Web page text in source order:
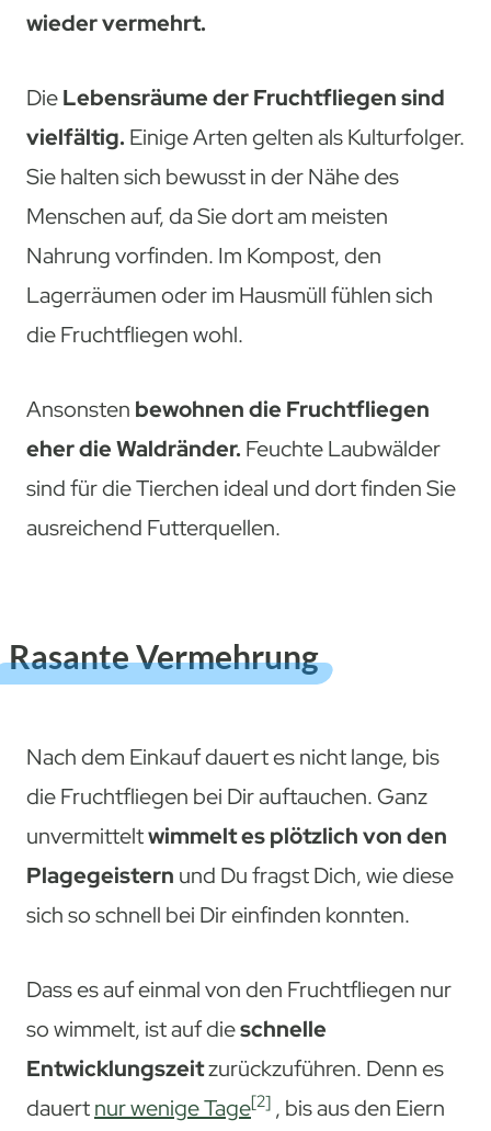
wieder vermehrt.
DieLebensräume der Fruchtfliegen sind
vielfältig. Einige Arten gelten als Kulturfolger.
Sie halten sich bewusst in der Nähe des
Menschen auf, da Sie dort am meisten
Nahrung vorfinden. Im Kompost, den
Lagerräumen oder im Hausmüll fühlen sich
die Fruchtfliegen wohl.
Ansonsten bewohnen die Fruchtfliegen
eher die Waldränder. Feuchte Laubwälder
sind für die Tierchen ideal und dort finden Sie
ausreichend Futterquellen.
Rasante Vermehrung
Nach dem Einkauf dauert es nicht lange, bis
die Fruchtfliegen bei Dir auftauchen. Ganz
unvermitteltwimmelt es plötzlich von den
Plagegeistern und Du fragst Dich, wie diese
sich so schnell bei Dir einfinden konnten.
Dass es auf einmal von den Fruchtfliegen nur
so wimmelt, ist auf dieschnelle
Entwicklungszeitzurückzuführen. Denn es
dauertnur wenige Tage[2] , bis aus den Eiern